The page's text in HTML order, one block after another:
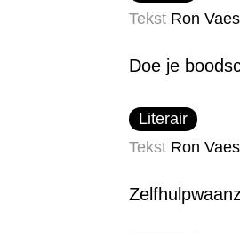
Tekst Ron
Doe je
Literair
Tekst Ron